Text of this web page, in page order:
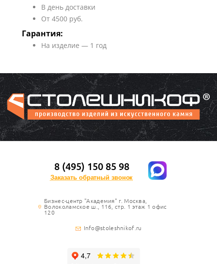
В день доставки
От 4500 руб.
Гарантия:
На изделие — 1 год
8 (495) 150 85 98
Заказать обратный звонок
Бизнес-центр "Академия" г. Москва,
Волоколамское ш., 116, стр. 1 этаж 1 офис
120
Info@stoleshnikof.ru